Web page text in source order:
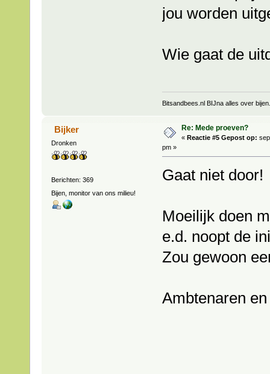
jou worden
Wie gaat de
Bitsandbees.nl BIJna alles over bijen.
Bijker
Dronken
Berichten: 369
Bijen, monitor van ons milieu!
Re: Mede proeven?
« Reactie #5 Gepost op:
pm »
Gaat niet door!
Moeilijk doen
e.d. noopt de
Zou gewoon
Ambtenaren